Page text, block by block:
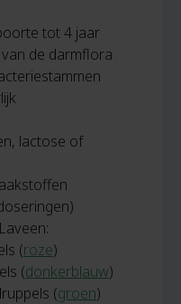
tot 4 jaar
de darmflora
lactose of
(roze)
(donkerblauw)
(groen)